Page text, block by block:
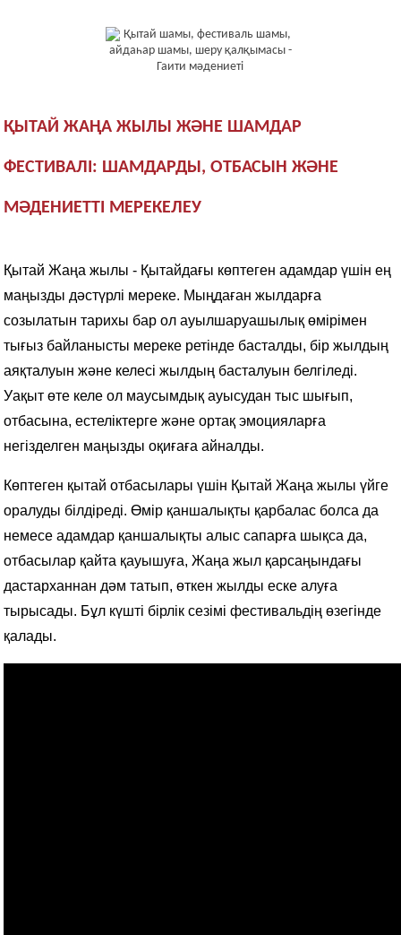
ҚЫТАЙ ЖАҢА ЖЫЛЫ ЖӘНЕ ШАМДАР
ФЕСТИВАЛІ: ШАМДАРДЫ, ОТБАСЫН ЖӘНЕ
МӘДЕНИЕТТІ МЕРЕКЕЛЕУ
Қытай Жаңа жылы - Қытайдағы көптеген адамдар үшін ең
маңызды дәстүрлі мереке. Мыңдаған жылдарға
созылатын тарихы бар ол ауылшаруашылық өмірімен
тығыз байланысты мереке ретінде басталды, бір жылдың
аяқталуын және келесі жылдың басталуын белгіледі.
Уақыт өте келе ол маусымдық ауысудан тыс шығып,
отбасына, естеліктерге және ортақ эмоцияларға
негізделген маңызды оқиғаға айналды.
Көптеген қытай отбасылары үшін Қытай Жаңа жылы үйге
оралуды білдіреді. Өмір қаншалықты қарбалас болса да
немесе адамдар қаншалықты алыс сапарға шықса да,
отбасылар қайта қауышуға, Жаңа жыл қарсаңындағы
дастарханнан дәм татып, өткен жылды еске алуға
тырысады. Бұл күшті бірлік сезімі фестивальдің өзегінде
қалады.